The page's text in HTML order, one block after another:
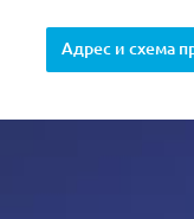
Адрес и схема